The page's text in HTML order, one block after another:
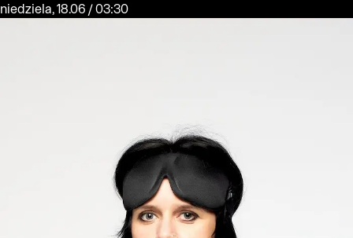
niedziela, 18.06 / 03:30